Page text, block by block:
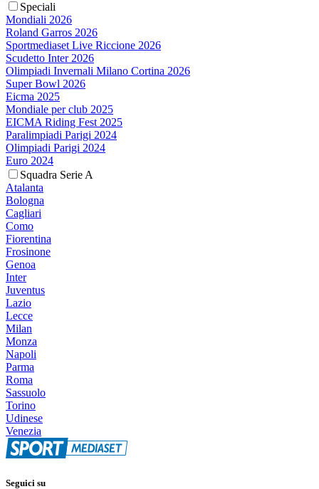
Speciali
Mondiali 2026
Roland Garros 2026
Sportmediaset Live Riccione 2026
Scudetto Inter 2026
Olimpiadi Invernali Milano Cortina 2026
Super Bowl 2026
Eicma 2025
Mondiale per club 2025
EICMA Riding Fest 2025
Paralimpiadi Parigi 2024
Olimpiadi Parigi 2024
Euro 2024
Squadra Serie A
Atalanta
Bologna
Cagliari
Como
Fiorentina
Frosinone
Genoa
Inter
Juventus
Lazio
Lecce
Milan
Monza
Napoli
Parma
Roma
Sassuolo
Torino
Udinese
Venezia
Seguici su